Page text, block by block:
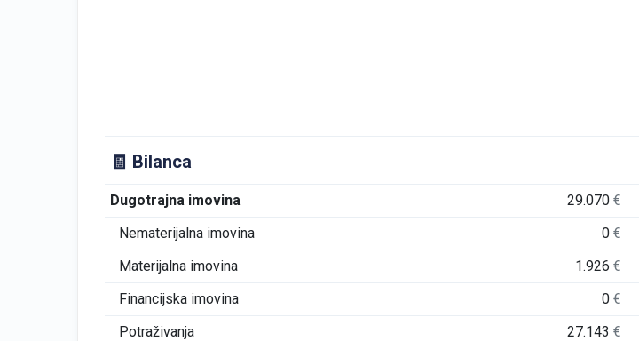
🧾 Bilanca
Dugotrajna imovina 29.070€
Nematerijalna imovina
0€
Materijalna imovina
1.926€
Financijska imovina
0€
Potraživanja
27.143€